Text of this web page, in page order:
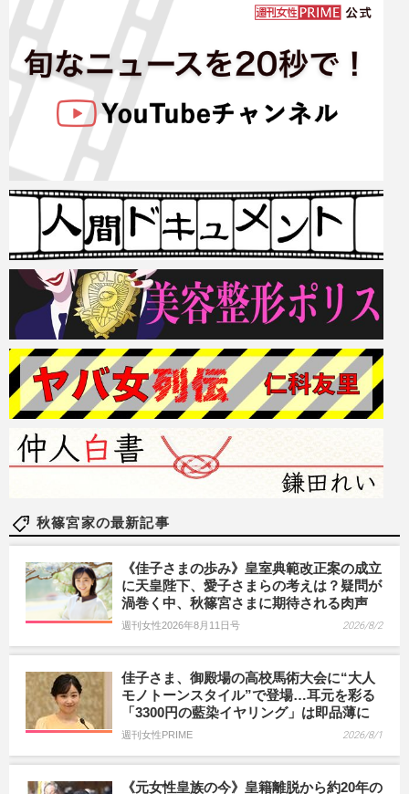
秋篠宮家の最新記事
《佳子さまの歩み》皇室典範改正案の成立
に天皇陛下、愛子さまらの考えは？疑問が
渦巻く中、秋篠宮さまに期待される肉声
週刊女性2026年8月11日号 2026/8/2
佳子さま、御殿場の高校馬術大会に“大人
モノトーンスタイル”で登場…耳元を彩る
「3300円の藍染イヤリング」は即品薄に
週刊女性PRIME 2026/8/1
《元女性皇族の今》皇籍離脱から約20年の